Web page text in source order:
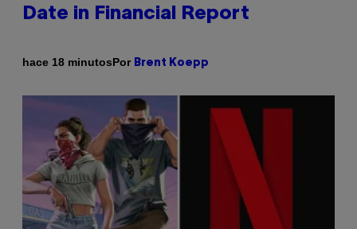
Date in Financial Report
hace 18 minutosPor Brent Koepp